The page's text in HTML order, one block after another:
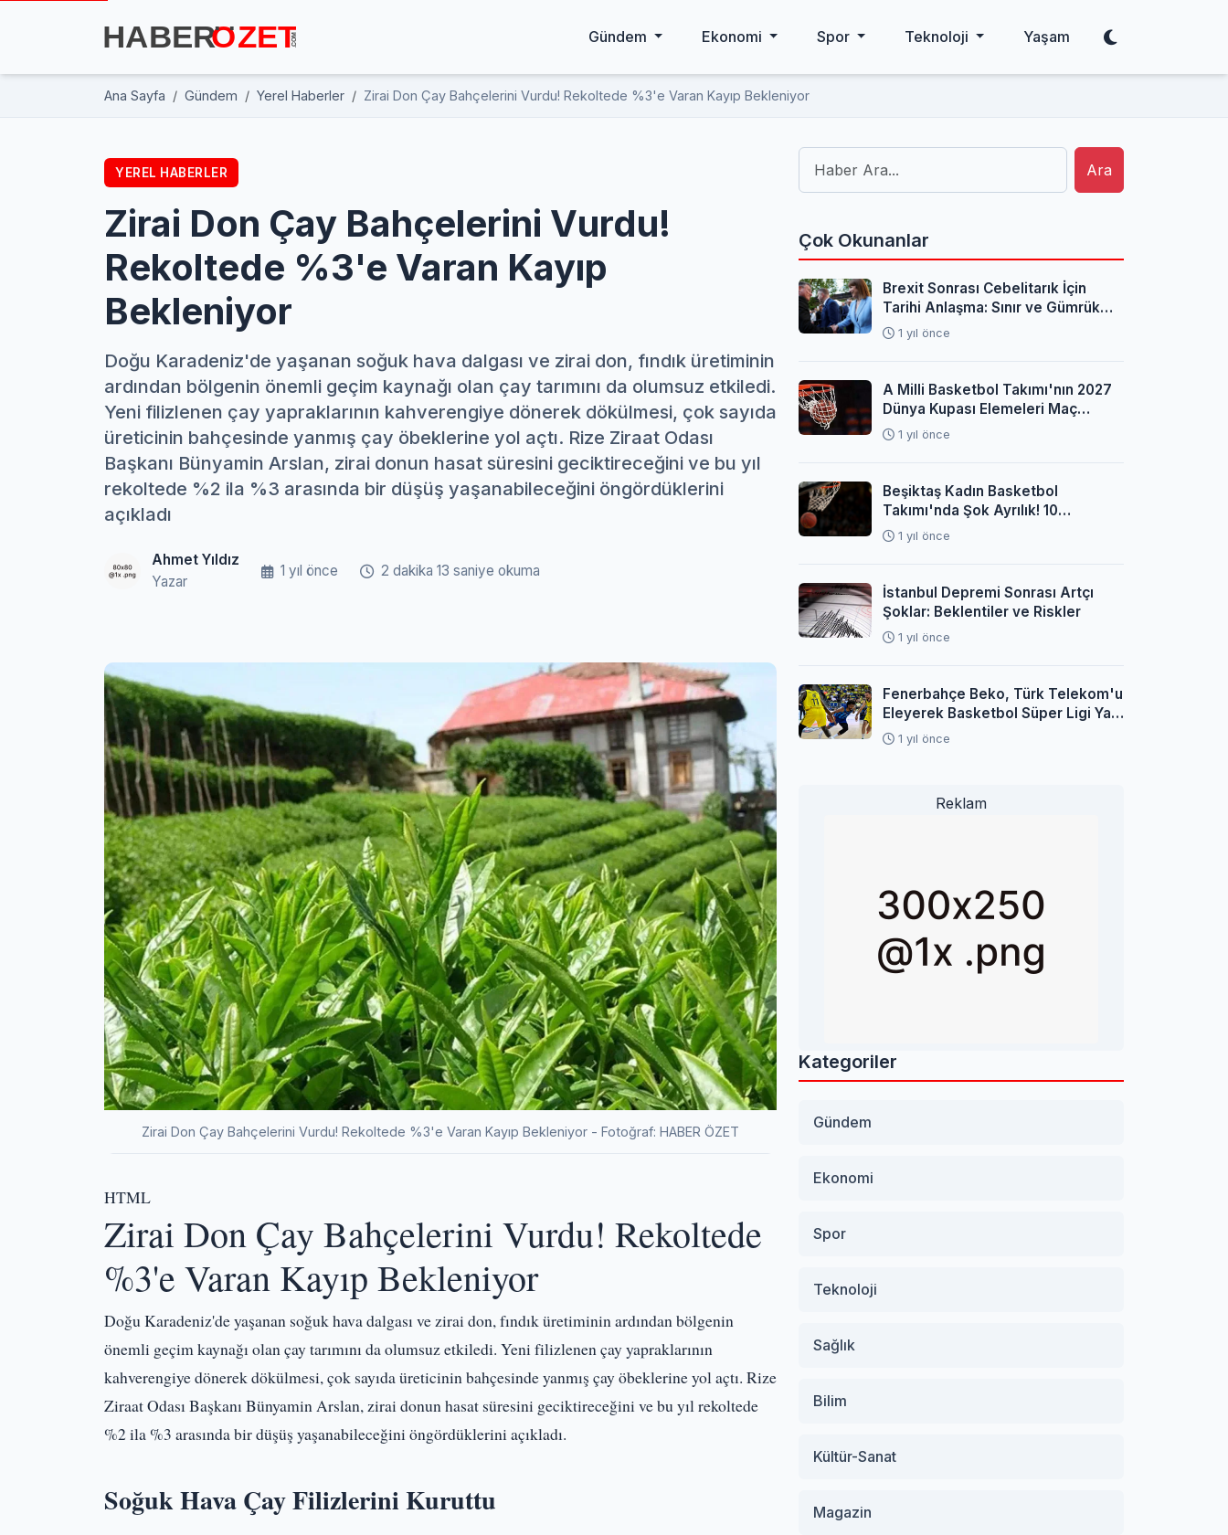
Gündem Ekonomi Spor Teknoloji Yaşam
Ana Sayfa Gündem Yerel Haberler Zirai Don Çay Bahçelerini Vurdu! Rekoltede %3'e Varan Kayıp Bekleniyor
YEREL HABERLER
Zirai Don Çay Bahçelerini Vurdu!
Rekoltede %3'e Varan Kayıp
Bekleniyor
Doğu Karadeniz'de yaşanan soğuk hava dalgası ve zirai don, fındık üretiminin
ardından bölgenin önemli geçim kaynağı olan çay tarımını da olumsuz etkiledi.
Yeni filizlenen çay yapraklarının kahverengiye dönerek dökülmesi, çok sayıda
üreticinin bahçesinde yanmış çay öbeklerine yol açtı. Rize Ziraat Odası
Başkanı Bünyamin Arslan, zirai donun hasat süresini geciktireceğini ve bu yıl
rekoltede %2 ila %3 arasında bir düşüş yaşanabileceğini öngördüklerini
açıkladı
Ahmet Yıldız
Yazar
1 yıl önce 2 dakika 13 saniye okuma
Zirai Don Çay Bahçelerini Vurdu! Rekoltede %3'e Varan Kayıp Bekleniyor - Fotoğraf: HABER ÖZET
HTML
Zirai Don Çay Bahçelerini Vurdu! Rekoltede
%3'e Varan Kayıp Bekleniyor
Doğu Karadeniz'de yaşanan soğuk hava dalgası ve zirai don, fındık üretiminin ardından bölgenin
önemli geçim kaynağı olan çay tarımını da olumsuz etkiledi. Yeni filizlenen çay yapraklarının
kahverengiye dönerek dökülmesi, çok sayıda üreticinin bahçesinde yanmış çay öbeklerine yol açtı. Rize
Ziraat Odası Başkanı Bünyamin Arslan, zirai donun hasat süresini geciktireceğini ve bu yıl rekoltede
%2 ila %3 arasında bir düşüş yaşanabileceğini öngördüklerini açıkladı.
Soğuk Hava Çay Filizlerini Kuruttu
Ara
Çok Okunanlar
Brexit Sonrası Cebelitarık İçin
Tarihi Anlaşma: Sınır ve Gümrük
Sorunları Çözüldü
1 yıl önce
A Milli Basketbol Takımı'nın 2027
Dünya Kupası Elemeleri Maç
Programı Açıklandı
1 yıl önce
Beşiktaş Kadın Basketbol
Takımı'nda Şok Ayrılık! 10
Oyuncuyla Yollar Ayrıldı
1 yıl önce
İstanbul Depremi Sonrası Artçı
Şoklar: Beklentiler ve Riskler
1 yıl önce
Fenerbahçe Beko, Türk Telekom'u
Eleyerek Basketbol Süper Ligi Yarı
Finaline Yükseldi
1 yıl önce
Reklam
Kategoriler
Gündem
Ekonomi
Spor
Teknoloji
Sağlık
Bilim
Kültür-Sanat
Magazin